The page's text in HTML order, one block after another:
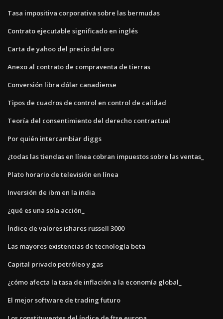
Tasa impositiva corporativa sobre las bermudas
Contrato ejecutable significado en inglés
Carta de yahoo del precio del oro
Anexo al contrato de compraventa de tierras
Conversión libra dólar canadiense
Tipos de cuadros de control en control de calidad
Teoría del consentimiento del derecho contractual
Por quién intercambiar diggs
¿todas las tiendas en línea cobran impuestos sobre las ventas_
Plato horario de televisión en línea
Inversión de ibm en la india
¿qué es una sola acción_
Índice de valores ishares russell 3000
Las mayores existencias de tecnología beta
Capital privado petróleo y gas
¿cómo afecta la tasa de inflación a la economía global_
El mejor software de trading futuro